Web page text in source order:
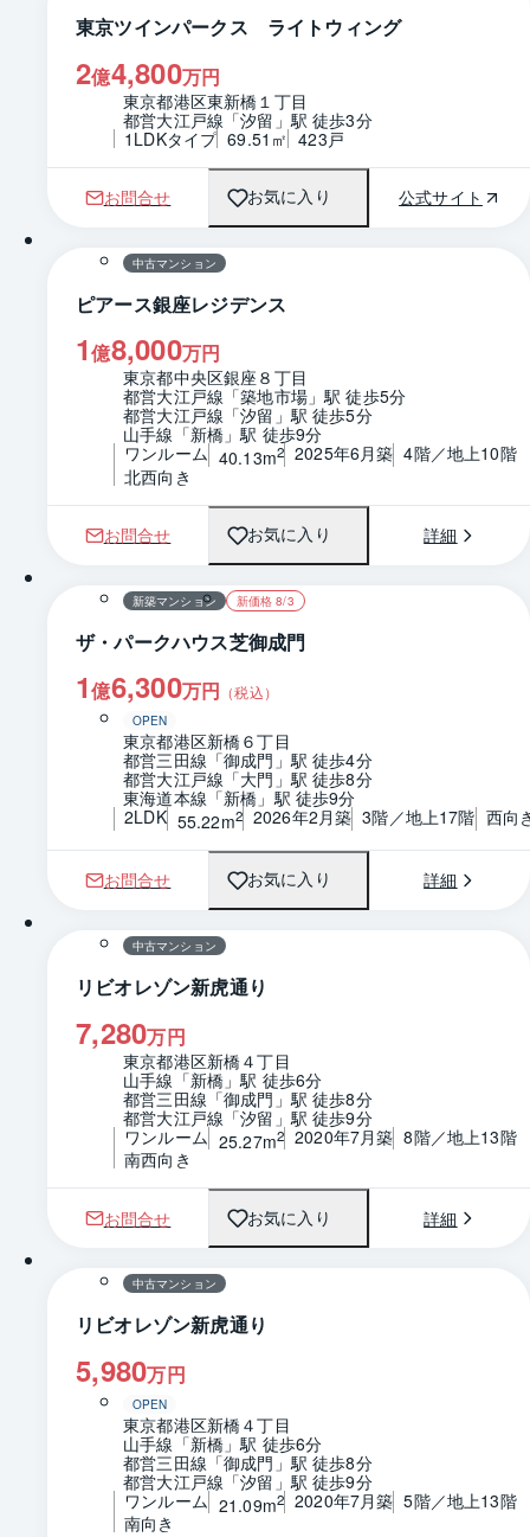
東京ツインパークス ライトウィング
2億4,800万円
東京都港区東新橋１丁目
都営大江戸線「汐留」駅 徒歩3分
1LDKタイプ 69.51㎡ 423戸
お問合せ お気に入り 公式サイト
1 / 0 間取り
中古マンション
ピアース銀座レジデンス
1億8,000万円
東京都中央区銀座８丁目
都営大江戸線「築地市場」駅 徒歩5分
都営大江戸線「汐留」駅 徒歩5分
山手線「新橋」駅 徒歩9分
ワンルーム 40.13m2 2025年6月築 4階／地上10階
北西向き
お問合せ お気に入り 詳細
1 / 0 間取り
新築マンション 新価格 8/3
ザ・パークハウス芝御成門
1億6,300万円 （税込）
OPEN
東京都港区新橋６丁目
都営三田線「御成門」駅 徒歩4分
都営大江戸線「大門」駅 徒歩8分
東海道本線「新橋」駅 徒歩9分
2LDK 55.22m2 2026年2月築 3階／地上17階 西向
お問合せ お気に入り 詳細
1 / 0 間取り
中古マンション
リビオレゾン新虎通り
7,280万円
東京都港区新橋４丁目
山手線「新橋」駅 徒歩6分
都営三田線「御成門」駅 徒歩8分
都営大江戸線「汐留」駅 徒歩9分
ワンルーム 25.27m2 2020年7月築 8階／地上13階
南西向き
お問合せ お気に入り 詳細
1 / 0 間取り
中古マンション
リビオレゾン新虎通り
5,980万円
OPEN
東京都港区新橋４丁目
山手線「新橋」駅 徒歩6分
都営三田線「御成門」駅 徒歩8分
都営大江戸線「汐留」駅 徒歩9分
ワンルーム 21.09m2 2020年7月築 5階／地上13階
南向き